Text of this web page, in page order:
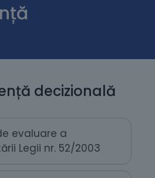
decizională
evaluare a
Legii nr. 52/2003